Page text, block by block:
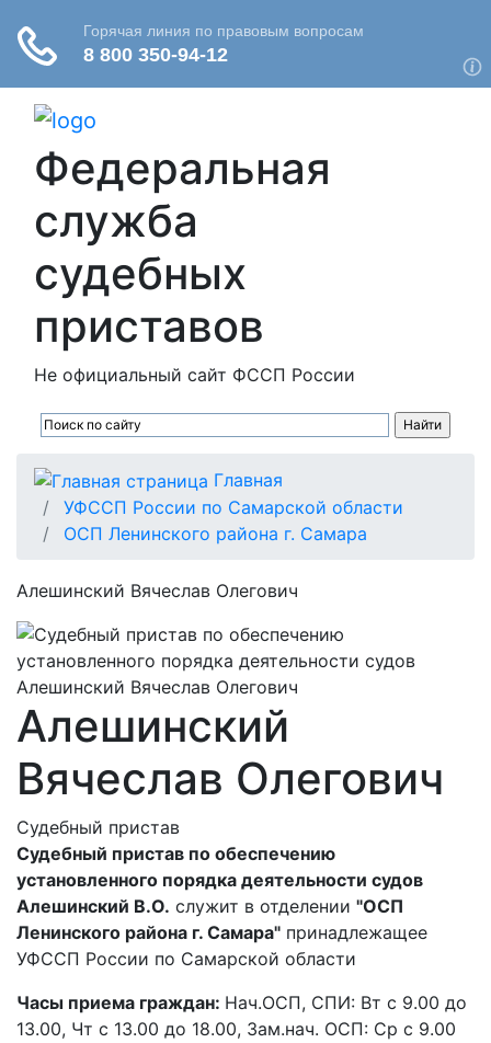
Федеральная
служба
судебных
приставов
Не официальный сайт ФССП России
Главная
УФССП России по Самарской области
ОСП Ленинского района г. Самара
Алешинский Вячеслав Олегович
Алешинский
Вячеслав Олегович
Судебный пристав
Судебный пристав по обеспечению
установленного порядка деятельности судов
Алешинский В.О. служит в отделении "ОСП
Ленинского района г. Самара" принадлежащее
УФССП России по Самарской области
Часы приема граждан: Нач.ОСП, СПИ: Вт с 9.00 до
13.00, Чт с 13.00 до 18.00, Зам.нач. ОСП: Ср с 9.00